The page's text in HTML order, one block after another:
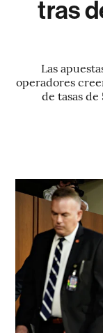
tras
Las
operadores
de tasas